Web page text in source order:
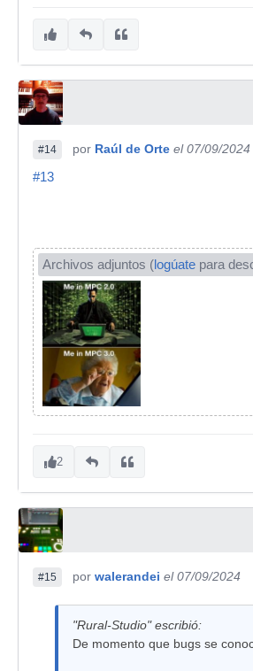
#14 por Raúl de Orte el 07/09/2024
#13
Archivos adjuntos (logúate para
2
#15 por walerandei el 07/09/2024
"Rural-Studio" escribió:
De momento que bugs se